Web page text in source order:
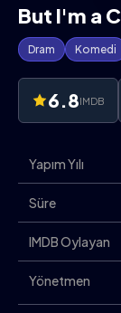
But I'm a
Dram Komedi
6.8IMDB
Yapım Yılı
Süre
IMDB Oylayan
Yönetmen